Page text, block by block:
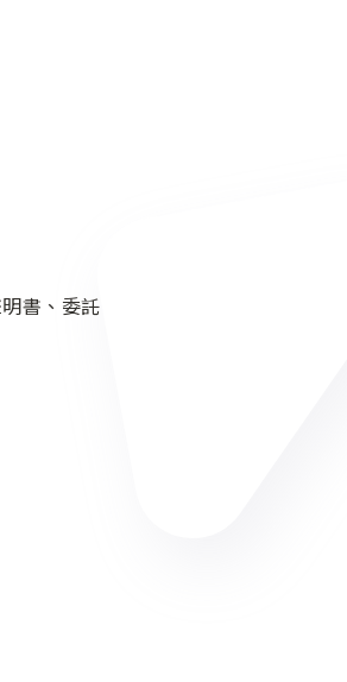
書、委託